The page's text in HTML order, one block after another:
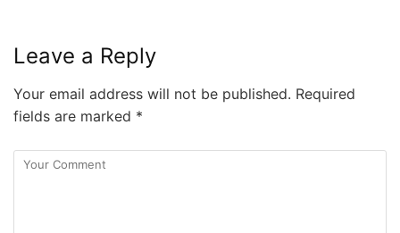
Leave a Reply
Your email address will not be published. Required
fields are marked *